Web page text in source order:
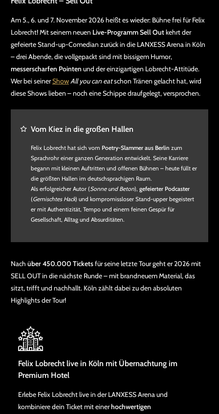
Am 5., 6. und 7. November 2026 heißt es wieder: Bühne frei für Felix
Lobrecht! Mit seinem neuen Live-Programm Sell Outkehrt der
gefeierte Stand-up-Comedian zurück in die LANXESS Arena in Köln
– drei Abende, die vollgepackt sind mit bissigem Humor,
messerscharfen Pointen und der einzigartigen Lobrecht-Attitüde.
Wer bei seinerShowAll you can eatschon Tränen gelacht hat, wird
diese Shows lieben – noch eine Schippe draufgelegt, versprochen.
Vom Kiez in die großen Hallen
Felix Lobrecht hat sich vom Poetry-Slammer aus Berlin zum
Sprachrohr einer ganzen Generation entwickelt. Seine Karriere
begann mit kleinen Auftritten und offenen Bühnen – heute füllt er
die größten Hallen im deutschsprachigen Raum.
Als erfolgreicher Autor (Sonne und Beton), gefeierter Podcaster
(Gemischtes Hack) und kompromissloser Stand-upper begeistert
er mit Authentizität, Tempo und einem feinen Gespür für
Gesellschaft, Alltag und Absurditäten.
Nach über 450.000 Ticketsfür seine letzte Tour geht er 2026 mit
SELL OUT in die nächste Runde – mit brandneuem Material, das
sitzt, trifft und nachhallt. Köln zählt dabei zu den absoluten
Highlights der Tour!
Felix Lobrecht live in Köln mit Übernachtung im
Premium Hotel
Erlebe Felix Lobrecht live in der LANXESS Arena und
kombiniere dein Ticket mit einerhochwertigen